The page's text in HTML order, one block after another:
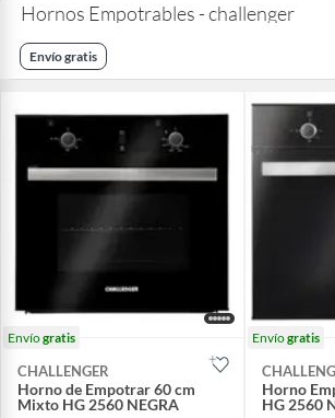
Hornos Empotrables - challenger
Envío gratis
Envíogratis
CHALLENGER
Horno de Empotrar 60 cm
Mixto HG 2560 NEGRA
Envíogratis
Horno
HG 2560